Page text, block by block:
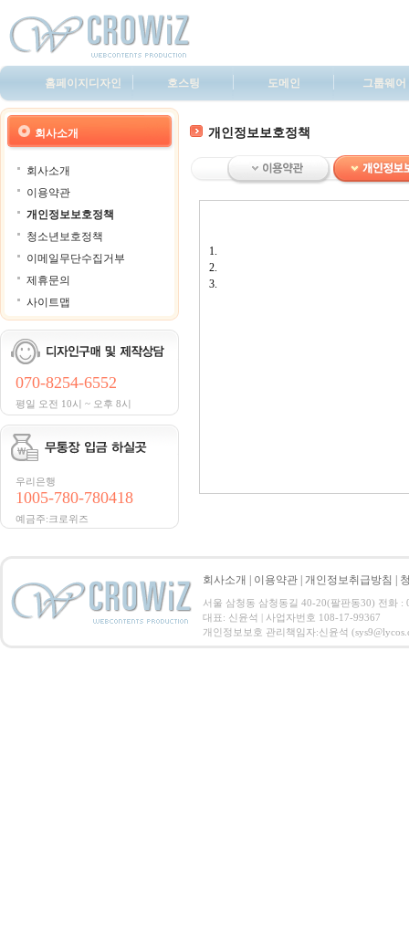
홈페이지디자인 호스팅 도메인 그룹웨어
회사소개
회사소개
이용약관
개인정보보호정책
청소년보호정책
이메일무단수집거부
제휴문의
사이트맵
070-8254-6552
평일 오전 10시 ~ 오후 8시
우리은행
1005-780-780418
예금주:크로위즈
개인정보보호정책
1.
2.
3.
회사소개 이용약관 개인정보취급방침
서울 삼청동 삼청동길 40-20(팔판동30) 전화 :
대표: 신윤석 | 사업자번호 108-17-99367
개인정보보호 관리책임자:신윤석